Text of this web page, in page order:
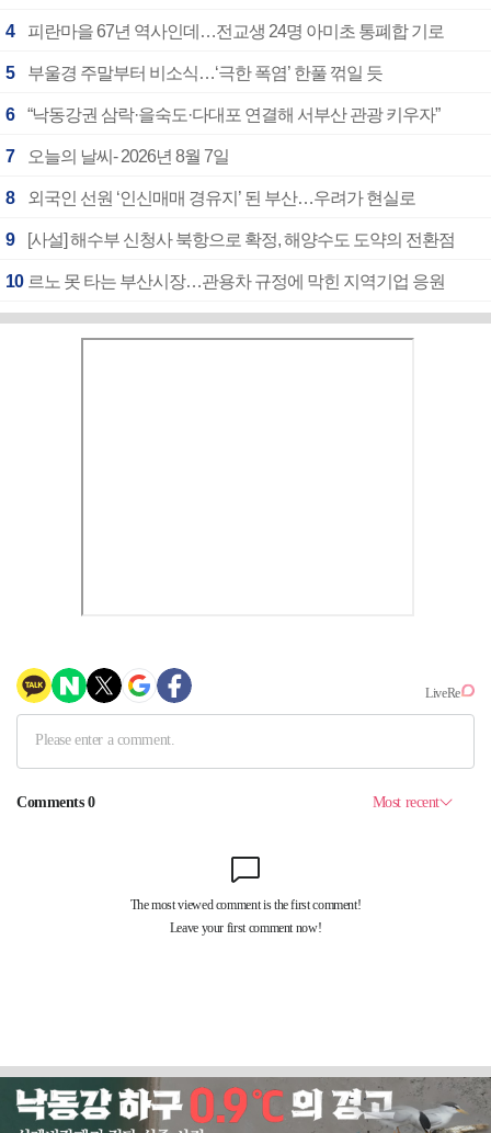
4 피란마을 67년 역사인데…전교생 24명 아미초 통폐합 기로
5 부울경 주말부터 비소식…‘극한 폭염’ 한풀 꺾일 듯
6 “낙동강권 삼락·을숙도·다대포 연결해 서부산 관광 키우자”
7 오늘의 날씨- 2026년 8월 7일
8 외국인 선원 ‘인신매매 경유지’ 된 부산…우려가 현실로
9 [사설] 해수부 신청사 북항으로 확정, 해양수도 도약의 전환점
10 르노 못 타는 부산시장…관용차 규정에 막힌 지역기업 응원